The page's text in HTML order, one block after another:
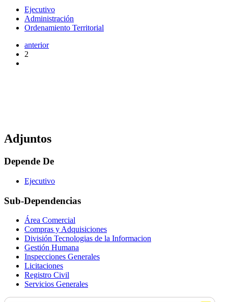
Ejecutivo
Administración
Ordenamiento Territorial
anterior
2
Adjuntos
Depende De
Ejecutivo
Sub-Dependencias
Área Comercial
Compras y Adquisiciones
División Tecnologias de la Informacion
Gestión Humana
Inspecciones Generales
Licitaciones
Registro Civil
Servicios Generales